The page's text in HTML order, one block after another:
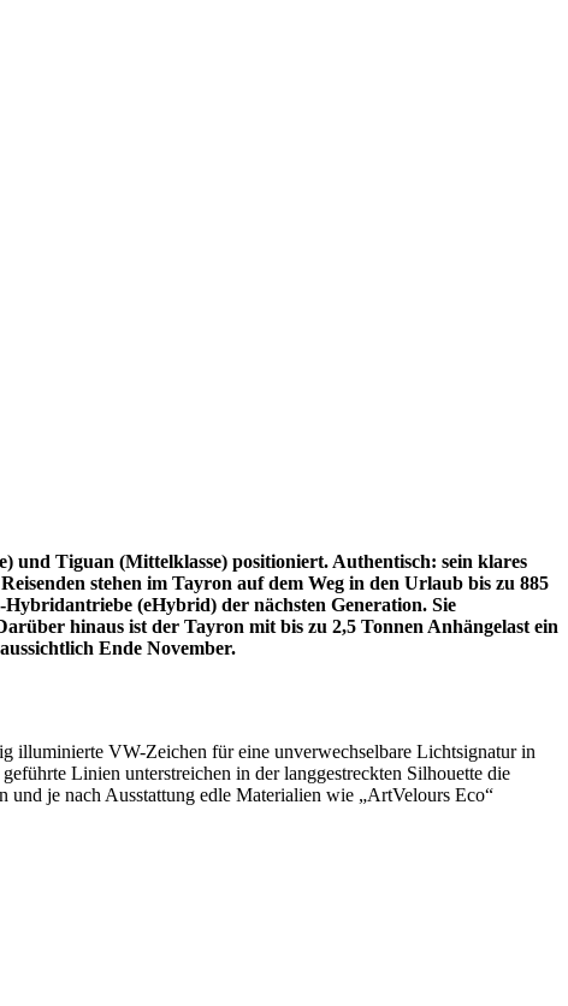
und Tiguan (Mittelklasse) positioniert. Authentisch: sein klares
stehen im Tayron auf dem Weg in den Urlaub bis zu 885
(eHybrid) der nächsten Generation. Sie
hinaus ist der Tayron mit bis zu 2,5 Tonnen Anhängelast ein
Ende November.
illuminierte VW-Zeichen für eine unverwechselbare Lichtsignatur in
Linien unterstreichen in der langgestreckten Silhouette die
und je nach Ausstattung edle Materialien wie „ArtVelours Eco“